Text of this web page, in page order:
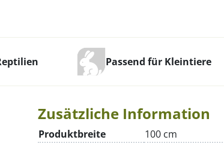
Passend für Kleintiere
Zusätzliche Information
Produktbreite
100 cm